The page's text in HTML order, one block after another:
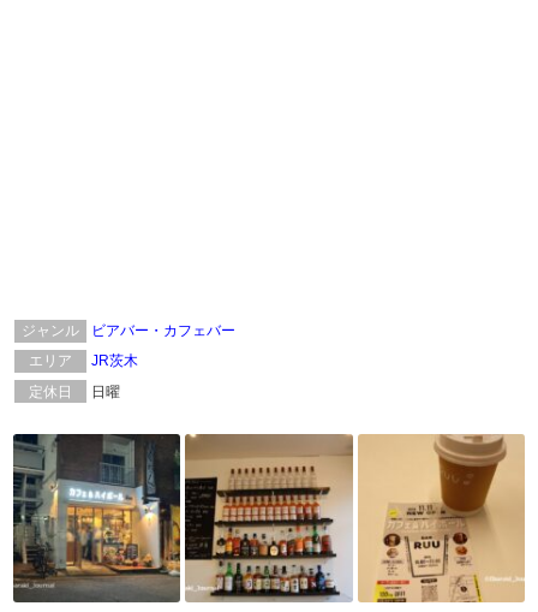
ジャンル
ビアバー・カフェバー
エリア
JR茨木
定休日
日曜